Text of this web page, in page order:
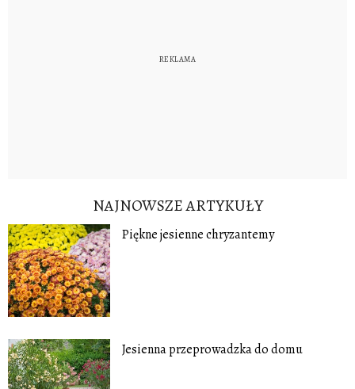
NAJNOWSZE ARTYKUŁY
Piękne jesienne chryzantemy
Jesienna przeprowadzka do domu